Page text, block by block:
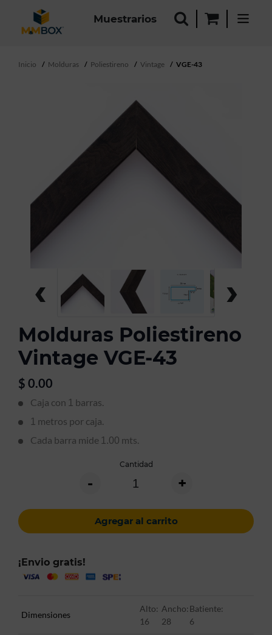
Muestrarios
Inicio Molduras Poliestireno Vintage VGE-43
‹ ›
Molduras Poliestireno
Vintage VGE-43
$ 0.00
Caja con 1 barras.
1 metros por caja.
Cada barra mide 1.00 mts.
Cantidad
- +
Agregar al carrito
¡Envio gratis!
Dimensiones
Alto:
16
Ancho:
28
Batiente:
6